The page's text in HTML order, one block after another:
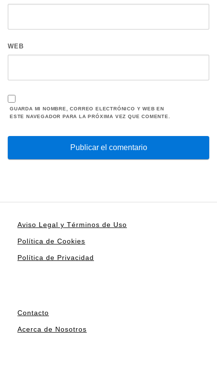
WEB
GUARDA MI NOMBRE, CORREO ELECTRÓNICO Y WEB EN
ESTE NAVEGADOR PARA LA PRÓXIMA VEZ QUE COMENTE.
Aviso Legal y Términos de Uso
Política de Cookies
Política de Privacidad
Contacto
Acerca de Nosotros